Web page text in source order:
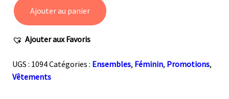
quantité
Ensemble
incroyable
en
Ajouter au panier
Ajouter aux Favoris
UGS : 1094Catégories : Ensembles, Féminin, Promotions,
Vêtements